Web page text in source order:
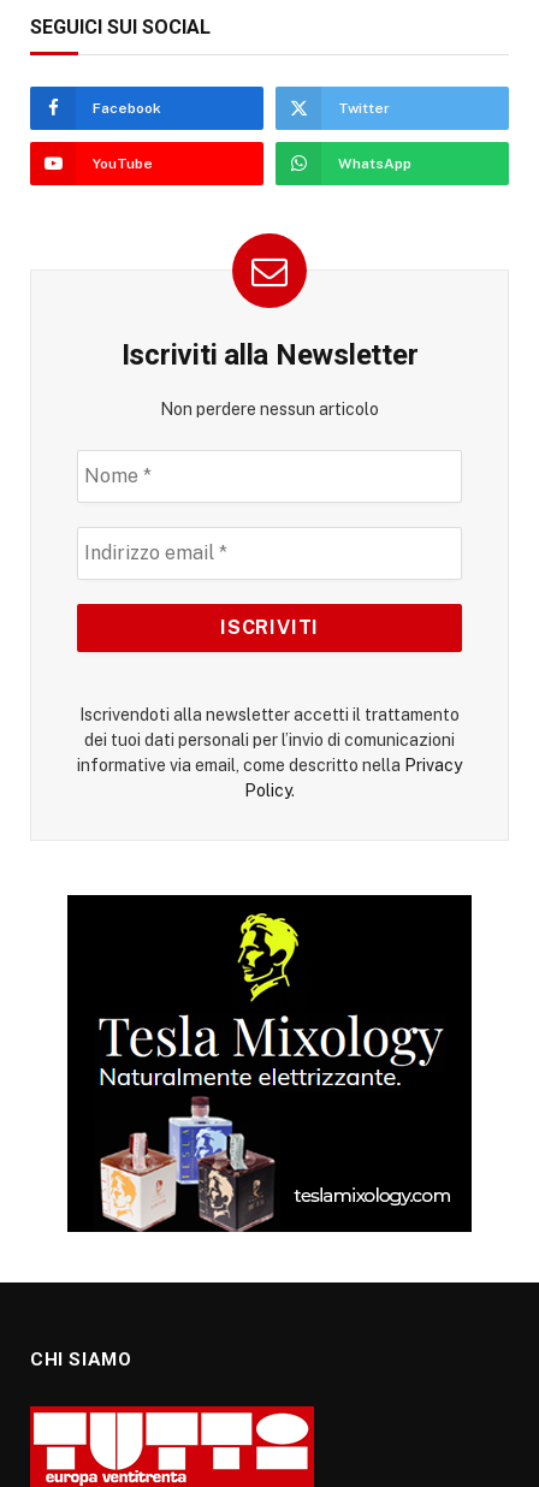
SEGUICI SUI SOCIAL
Facebook Twitter
YouTube WhatsApp
Iscriviti alla Newsletter
Non perdere nessun articolo
Iscrivendoti alla newsletter accetti il trattamento
dei tuoi dati personali per l’invio di comunicazioni
informative via email, come descritto nella Privacy
Policy.
CHI SIAMO